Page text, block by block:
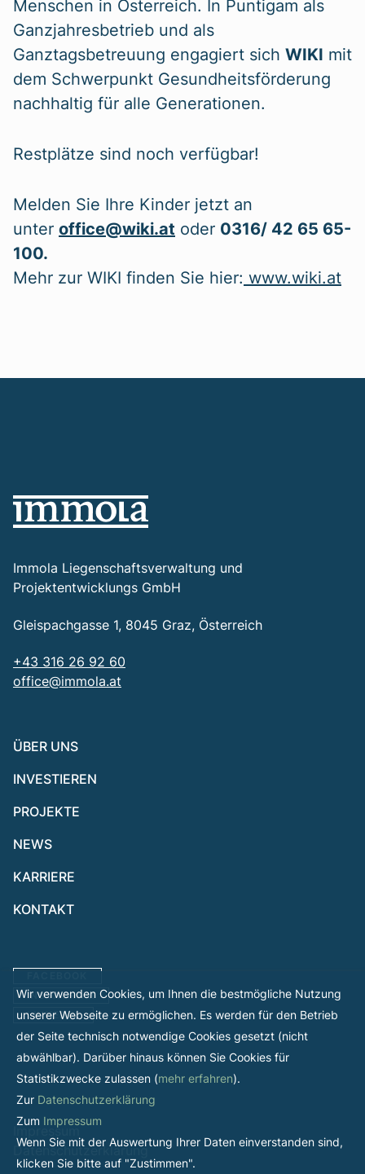
Menschen in Österreich. In Puntigam als
Ganzjahresbetrieb und als
Ganztagsbetreuung engagiert sich WIKI mit
dem Schwerpunkt Gesundheitsförderung
nachhaltig für alle Generationen.
Restplätze sind noch verfügbar!
Melden Sie Ihre Kinder jetzt an
unter office@wiki.at oder 0316/ 42 65 65-
100.
Mehr zur WIKI finden Sie hier: www.wiki.at
Immola Liegenschaftsverwaltung und
Projektentwicklungs GmbH
Gleispachgasse 1, 8045 Graz, Österreich
+43 316 26 92 60
office@immola.at
ÜBER UNS
INVESTIEREN
PROJEKTE
NEWS
KARRIERE
KONTAKT
INSTAGRAM
LINKEDIN
Impressum
Datenschutzerklärung
Wir verwenden Cookies, um Ihnen die bestmögliche Nutzung
unserer Webseite zu ermöglichen. Es werden für den Betrieb
der Seite technisch notwendige Cookies gesetzt (nicht
abwählbar). Darüber hinaus können Sie Cookies für
Statistikzwecke zulassen (mehr erfahren).
Zur Datenschutzerklärung
Zum Impressum
Wenn Sie mit der Auswertung Ihrer Daten einverstanden sind,
klicken Sie bitte auf "Zustimmen".